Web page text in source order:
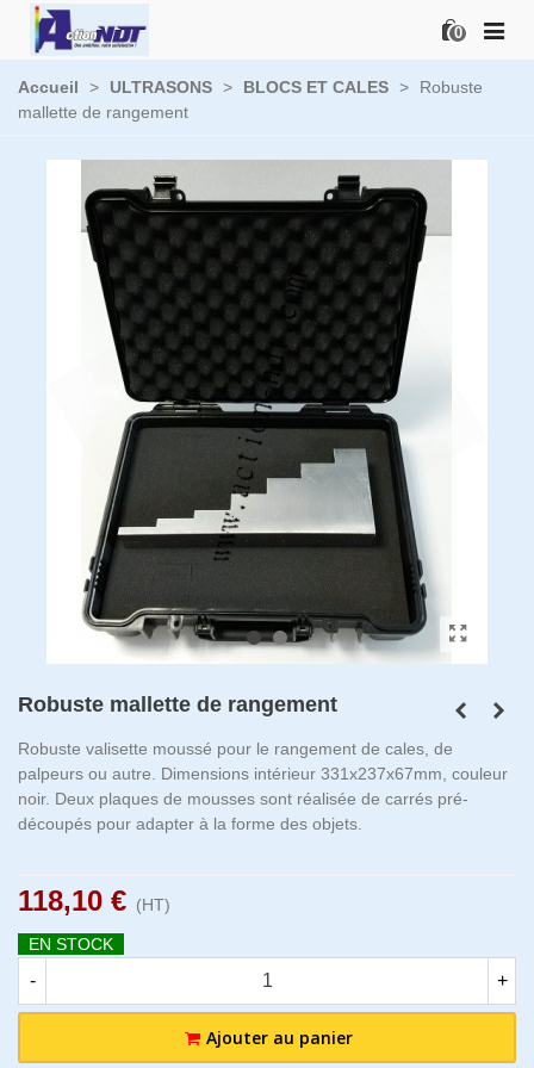
0
Accueil > ULTRASONS > BLOCS ET CALES >
Robuste
mallette de rangement
Robuste mallette de rangement
Robuste valisette moussé pour le rangement de cales, de
palpeurs ou autre. Dimensions intérieur 331x237x67mm, couleur
noir. Deux plaques de mousses sont réalisée de carrés pré-
découpés pour adapter à la forme des objets.
118,10 € (HT)
EN STOCK
- +
Ajouter au panier